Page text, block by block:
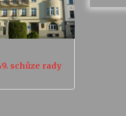
schůze rady